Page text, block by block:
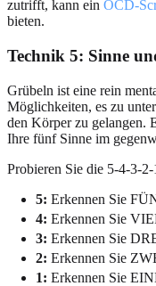
zutrifft, kann ein OCD-
bieten.
Technik 5: Sinne
Grübeln ist eine rein
Möglichkeiten, es zu
den Körper zu gelangen.
Ihre fünf Sinne im
Probieren Sie die 5-4-3-
5: Erkennen Sie
4: Erkennen Sie
3: Erkennen Sie
2: Erkennen Sie
1: Erkennen Sie